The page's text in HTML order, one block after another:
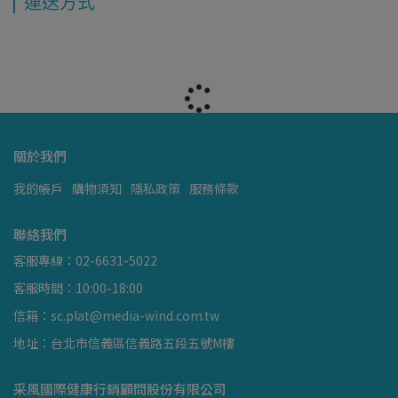
關於我們
我的帳戶 購物須知 隱私政策 服務條款
聯絡我們
客服專線：02-6631-5022
客服時間：10:00-18:00
信箱：sc.plat@media-wind.com.tw
地址：台北市信義區信義路五段五號M樓
采風國際健康行銷顧問股份有限公司